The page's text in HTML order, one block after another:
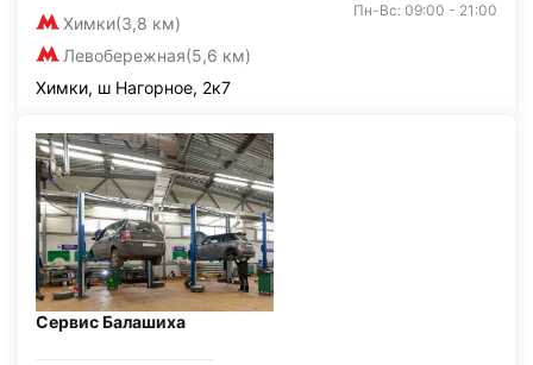
Химки(3,8 км)
Левобережная(5,6 км)
Пн-Вс: 09:00 - 21:00
Химки, ш Нагорное, 2к7
Сервис Балашиха